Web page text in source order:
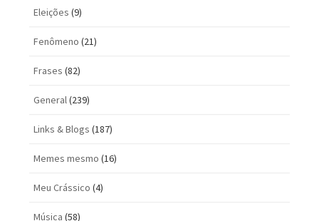
Eleições (9)
Fenômeno (21)
Frases (82)
General(239)
Links & Blogs (187)
Memes mesmo (16)
Meu Crássico (4)
Música (58)